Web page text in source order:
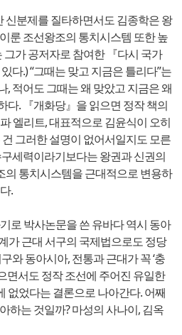
신분제를 질타하면서도 김종학은 왕
룬 조선왕조의 통치시스템 또한 높
그가 공저자로 참여한 『다시 국가
다.) “그때는 맞고 지금은 틀리다”는
, 적어도 그때는 왜 맞았고 지금은 왜
다. 『개화당』을 읽으면 정작 책의
엘리트, 대표적으로 김윤식이 오히
건 그러한 설명이 없어서일지도 모른
세력이라기보다는 왕권과 신권의
의 통치시스템을 근대적으로 변용하
.
로 박사논문을 쓴 유바다 역시 동아
가 근대 서구의 국제법으로도 정당
와 동아시아, 전통과 근대가 꼭 ‘충
면서도 정작 조선에 주어진 유일한
없었다는 결론으로 나아간다. 어째
하는 것일까? 마성의 사나이, 김옥